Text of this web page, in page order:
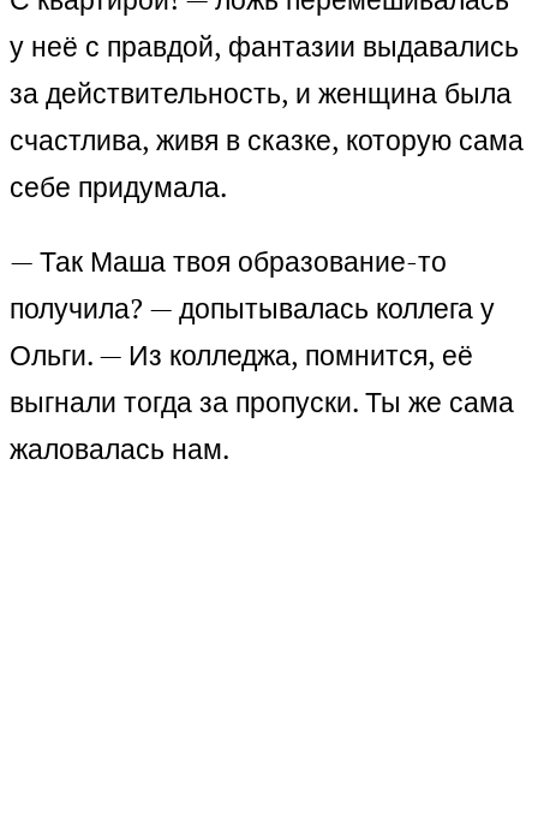
у неё с правдой, фантазии выдавались
за действительность, и женщина была
счастлива, живя в сказке, которую сама
себе придумала.
— Так Маша твоя образование-то
получила? — допытывалась коллега у
Ольги. — Из колледжа, помнится, её
выгнали тогда за пропуски. Ты же сама
жаловалась нам.